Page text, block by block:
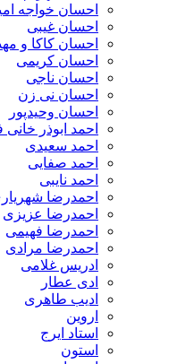
احسان خواجه
احسان غیبی
احسان کاکا و
احسان کریمی
احسان ناجی
احسان نی زن
احسان وحیدپور
احمد ابوذر خانی
احمد سعیدی
احمد صفایی
احمد نایبی
احمدرضا
احمدرضا عزیزی
احمدرضا فهیمی
احمدرضا مرادی
ادریس غلامی
ادی عطار
ادیب طاهری
اروین
استاد ایرج
استون